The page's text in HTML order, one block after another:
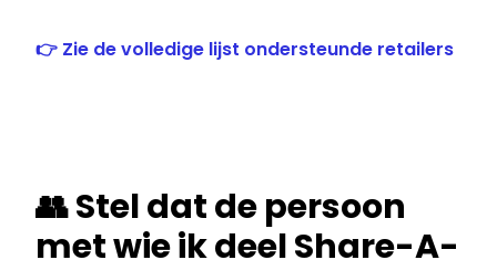
👉 Zie de volledige lijst ondersteunde retailers
👥 Stel dat de persoon
met wie ik deel Share-A-